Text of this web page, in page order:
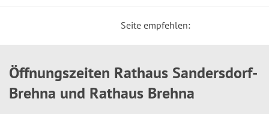
Seite empfehlen:
Öffnungszeiten Rathaus Sandersdorf-
Brehna und Rathaus Brehna